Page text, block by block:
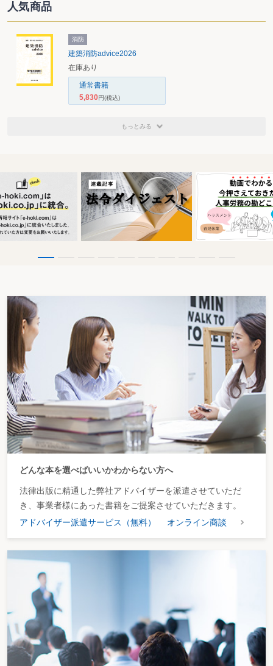
人気商品
消防
建築消防advice2026
在庫あり
通常書籍
5,830円(税込)
もっとみる
どんな本を選べばいいかわからない方へ
法律出版に精通した弊社アドバイザーを派遣させていただ
き、事業者様にあった書籍をご提案させていただきます。
アドバイザー派遣サービス（無料）
オンライン商談